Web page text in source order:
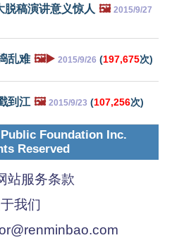
脱稿演讲意义惊人 🖼️ 2015/9/27
乱难 🖼️▶️ 2015/9/26 (197,675次)
到江 🖼️ 2015/9/23 (107,256次)
Foundation Inc.
Reserved
站服务条款
我们